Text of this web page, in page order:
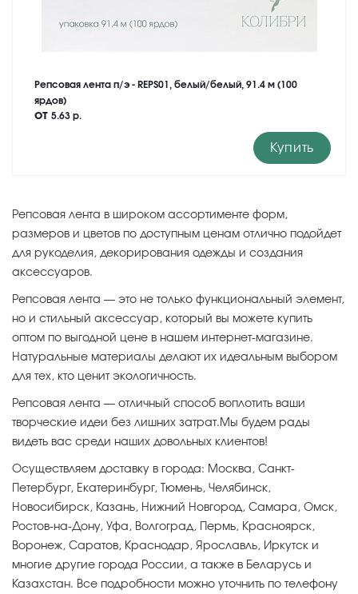
Репсовая лента п/э - REPS01, белый/белый, 91.4 м (100
ярдов)
от 5.63 р.
Купить
Репсовая лента в широком ассортименте форм,
размеров и цветов по доступным ценам отлично подойдет
для рукоделия, декорирования одежды и создания
аксессуаров.
Репсовая лента — это не только функциональный элемент,
но и стильный аксессуар, который вы можете купить
оптом по выгодной цене в нашем интернет-магазине.
Натуральные материалы делают их идеальным выбором
для тех, кто ценит экологичность.
Репсовая лента — отличный способ воплотить ваши
творческие идеи без лишних затрат.Мы будем рады
видеть вас среди наших довольных клиентов!
Осуществляем доставку в города: Москва, Санкт-
Петербург, Екатеринбург, Тюмень, Челябинск,
Новосибирск, Казань, Нижний Новгород, Самара, Омск,
Ростов-на-Дону, Уфа, Волгоград, Пермь, Красноярск,
Воронеж, Саратов, Краснодар, Ярославль, Иркутск и
многие другие города России, а также в Беларусь и
Казахстан. Все подробности можно уточнить по телефону